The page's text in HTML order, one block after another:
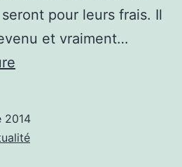
pour leurs frais. Il
et vraiment…
2014